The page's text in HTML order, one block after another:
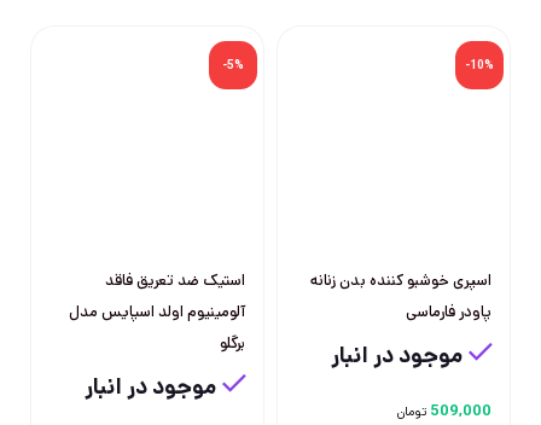
-10%
اسپری خوشبو کننده بدن زنانه
پاودر فارماسی
موجود در انبار
509,000 تومان
-5%
استیک ضد تعریق فاقد
آلومینیوم اولد اسپایس مدل
برگلو
موجود در انبار